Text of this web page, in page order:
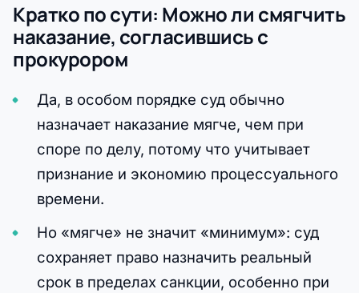
Кратко по сути: Можно ли смягчить
наказание, согласившись с
прокурором
Да, в особом порядке суд обычно
назначает наказание мягче, чем при
споре по делу, потому что учитывает
признание и экономию процессуального
времени.
Но «мягче» не значит «минимум»: суд
сохраняет право назначить реальный
срок в пределах санкции, особенно при